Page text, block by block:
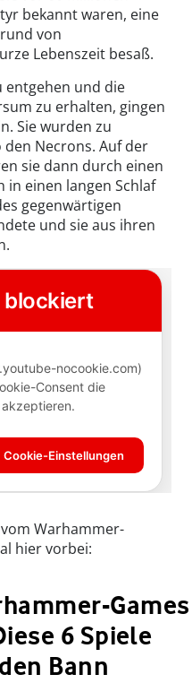
bekannt waren, eine
von
Lebenszeit besaß.
entgehen und die
zu erhalten, gingen
Sie wurden zu
Necrons. Auf der
sie dann durch einen
in einen langen Schlaf
gegenwärtigen
und sie aus ihren
Warhammer-
hier vorbei:
Games
6 Spiele
Bann